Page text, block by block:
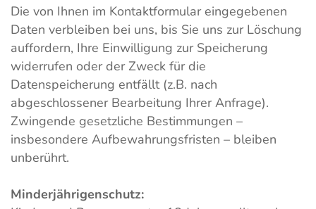
Die von Ihnen im Kontaktformular eingegebenen
Daten verbleiben bei uns, bis Sie uns zur Löschung
auffordern, Ihre Einwilligung zur Speicherung
widerrufen oder der Zweck für die
Datenspeicherung entfällt (z.B. nach
abgeschlossener Bearbeitung Ihrer Anfrage).
Zwingende gesetzliche Bestimmungen –
insbesondere Aufbewahrungsfristen – bleiben
unberührt.
Minderjährigenschutz: